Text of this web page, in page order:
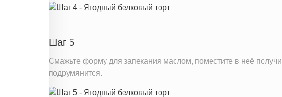
Шаг 5
Смажьте форму для запекания маслом, поместите в неё
подрумянится.